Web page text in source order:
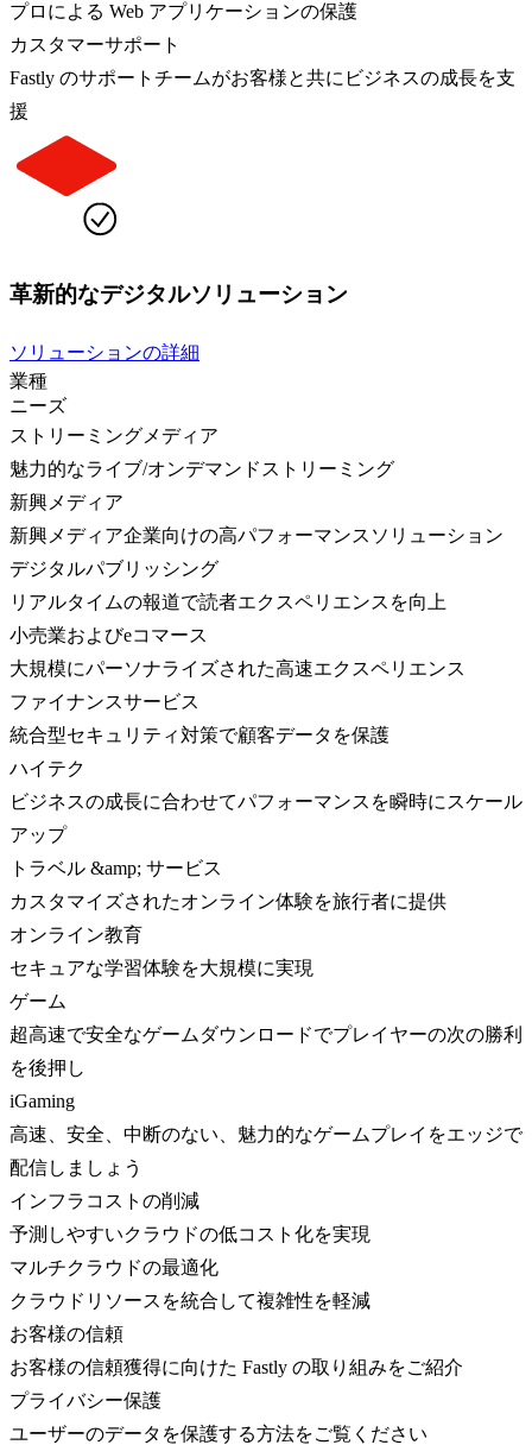
プロによる Web アプリケーションの保護
カスタマーサポート
Fastly のサポートチームがお客様と共にビジネスの成長を支
援
革新的なデジタルソリューション
ソリューションの詳細
業種
ニーズ
ストリーミングメディア
魅力的なライブ/オンデマンドストリーミング
新興メディア
新興メディア企業向けの高パフォーマンスソリューション
デジタルパブリッシング
リアルタイムの報道で読者エクスペリエンスを向上
小売業およびeコマース
大規模にパーソナライズされた高速エクスペリエンス
ファイナンスサービス
統合型セキュリティ対策で顧客データを保護
ハイテク
ビジネスの成長に合わせてパフォーマンスを瞬時にスケール
アップ
トラベル &amp; サービス
カスタマイズされたオンライン体験を旅行者に提供
オンライン教育
セキュアな学習体験を大規模に実現
ゲーム
超高速で安全なゲームダウンロードでプレイヤーの次の勝利
を後押し
iGaming
高速、安全、中断のない、魅力的なゲームプレイをエッジで
配信しましょう
インフラコストの削減
予測しやすいクラウドの低コスト化を実現
マルチクラウドの最適化
クラウドリソースを統合して複雑性を軽減
お客様の信頼
お客様の信頼獲得に向けた Fastly の取り組みをご紹介
プライバシー保護
ユーザーのデータを保護する方法をご覧ください